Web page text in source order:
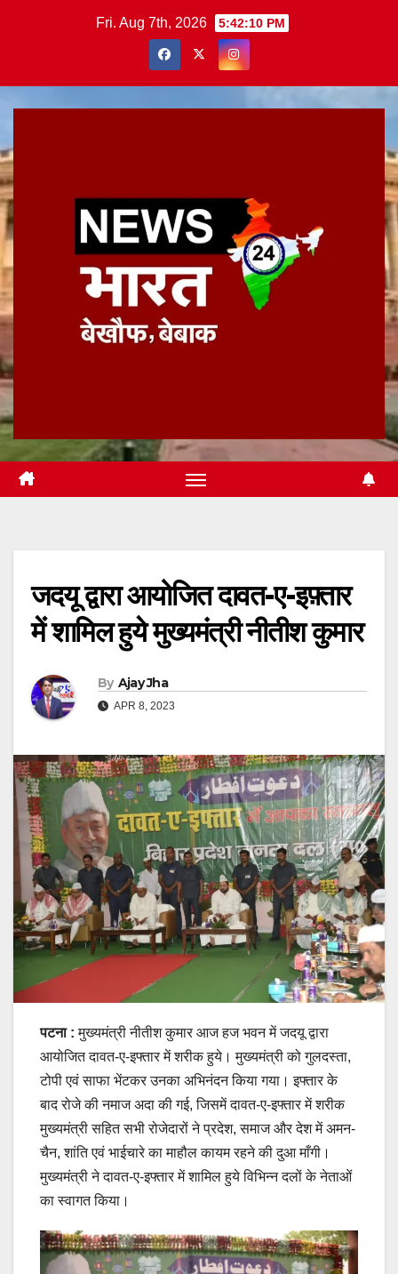
Fri. Aug 7th, 2026 5:42:11 PM
जदयू द्वारा आयोजित दावत-ए-इफ़्तार
में शामिल हुये मुख्यमंत्री नीतीश कुमार
By Ajay Jha
APR 8, 2023
पटना : मुख्यमंत्री नीतीश कुमार आज हज भवन में जदयू द्वारा
आयोजित दावत-ए-इफ्तार में शरीक हुये। मुख्यमंत्री को गुलदस्ता,
टोपी एवं साफा भेंटकर उनका अभिनंदन किया गया। इफ्तार के
बाद रोजे की नमाज अदा की गई, जिसमें दावत-ए-इफ्तार में शरीक
मुख्यमंत्री सहित सभी रोजेदारों ने प्रदेश, समाज और देश में अमन-
चैन, शांति एवं भाईचारे का माहौल कायम रहने की दुआ माँगी।
मुख्यमंत्री ने दावत-ए-इफ्तार में शामिल हुये विभिन्न दलों के नेताओं
का स्वागत किया।